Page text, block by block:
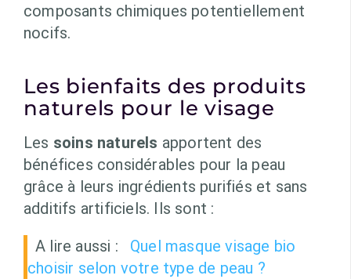
composants chimiques potentiellement
nocifs.
Les bienfaits des produits
naturels pour le visage
Les soins naturels apportent des
bénéfices considérables pour la peau
grâce à leurs ingrédients purifiés et sans
additifs artificiels. Ils sont :
A lire aussi :
Quel masque visage bio
choisir selon votre type de peau ?